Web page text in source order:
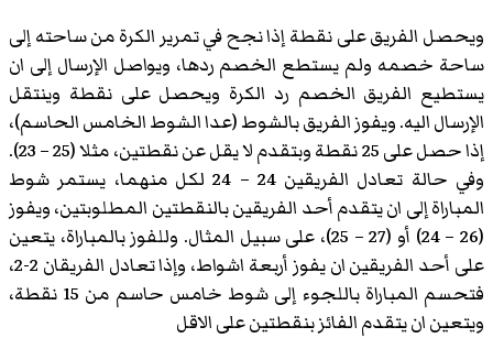
ويحصل الفريق على نقطة إذا نجح في تمرير الكرة من ساحته إلى
ساحة خصمه ولم يستطع الخصم ردها، ويواصل الإرسال إلى ان
يستطيع الفريق الخصم رد الكرة ويحصل على نقطة وينتقل
الإرسال اليه. ويفوز الفريق بالشوط (عدا الشوط الخامس الحاسم)،
إذا حصل على 25 نقطة وبتقدم لا يقل عن نقطتين، مثلا (25 – 23).
وفي حالة تعادل الفريقين 24 – 24 لكل منهما، يستمر شوط
المباراة إلى ان يتقدم أحد الفريقين بالنقطتين المطلوبتين، ويفوز
(26 – 24) أو (27 – 25)، على سبيل المثال. وللفوز بالمباراة، يتعين
على أحد الفريقين ان يفوز أربعة اشواط، وإذا تعادل الفريقان 2-2،
فتحسم المباراة باللجوء إلى شوط خامس حاسم من 15 نقطة،
ويتعين ان يتقدم الفائز بنقطتين على الاقل